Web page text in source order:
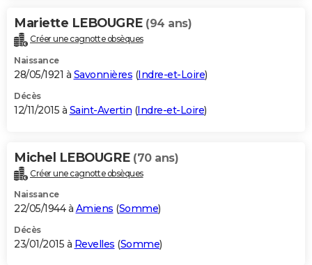
Mariette LEBOUGRE (94 ans)
Créer une cagnotte obsèques
Naissance
28/05/1921 à Savonnières (Indre-et-Loire)
Décès
12/11/2015 à Saint-Avertin (Indre-et-Loire)
Michel LEBOUGRE (70 ans)
Créer une cagnotte obsèques
Naissance
22/05/1944 à Amiens (Somme)
Décès
23/01/2015 à Revelles (Somme)